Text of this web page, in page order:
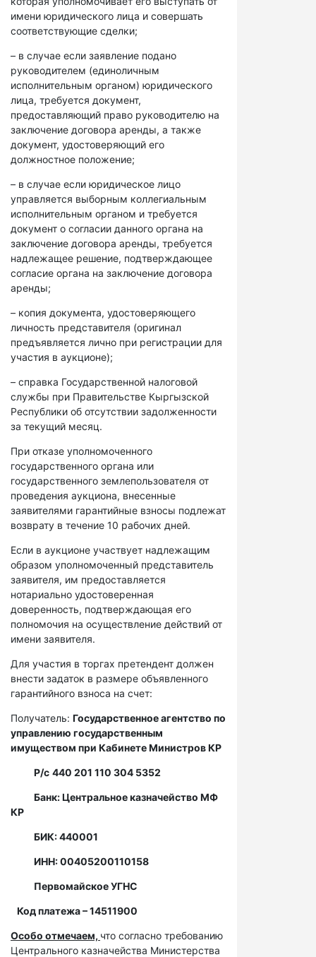
имени юридического лица и совершать
соответствующие сделки;
– в случае если заявление подано
руководителем (единоличным
исполнительным органом) юридического
лица, требуется документ,
предоставляющий право руководителю на
заключение договора аренды, а также
документ, удостоверяющий его
должностное положение;
– в случае если юридическое лицо
управляется выборным коллегиальным
исполнительным органом и требуется
документ о согласии данного органа на
заключение договора аренды, требуется
надлежащее решение, подтверждающее
согласие органа на заключение договора
аренды;
– копия документа, удостоверяющего
личность представителя (оригинал
предъявляется лично при регистрации для
участия в аукционе);
– справка Государственной налоговой
службы при Правительстве Кыргызской
Республики об отсутствии задолженности
за текущий месяц.
При отказе уполномоченного
государственного органа или
государственного землепользователя от
проведения аукциона, внесенные
заявителями гарантийные взносы подлежат
возврату в течение 10 рабочих дней.
Если в аукционе участвует надлежащим
образом уполномоченный представитель
заявителя, им предоставляется
нотариально удостоверенная
доверенность, подтверждающая его
полномочия на осуществление действий от
имени заявителя.
Для участия в торгах претендент должен
внести задаток в размере объявленного
гарантийного взноса на счет:
Получатель: Государственное агентство по
управлению государственным
имуществом при Кабинете Министров КР
Р/с 440 201 110 304 5352
Банк: Центральное казначейство МФ
КР
БИК: 440001
ИНН: 00405200110158
Первомайское УГНС
Код платежа – 14511900
Особо отмечаем, что согласно требованию
Центрального казначейства Министерства